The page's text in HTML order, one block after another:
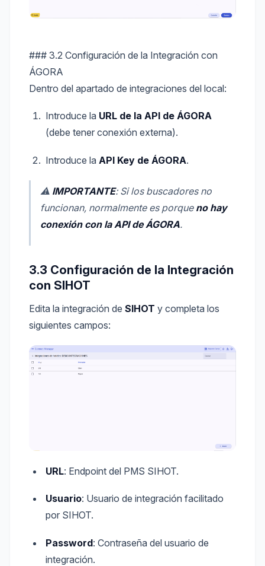
### 3.2 Configuración de la Integración con
ÁGORA
Dentro del apartado de integraciones del local:
Introduce la URL de la API de ÁGORA
(debe tener conexión externa).
Introduce la API Key de ÁGORA.
⚠ IMPORTANTE: Si los buscadores no
funcionan, normalmente es porque no hay
conexión con la API de ÁGORA.
3.3 Configuración de la Integración
con SIHOT
Edita la integración de SIHOT y completa los
siguientes campos:
URL: Endpoint del PMS SIHOT.
Usuario: Usuario de integración facilitado
por SIHOT.
Password: Contraseña del usuario de
integración.